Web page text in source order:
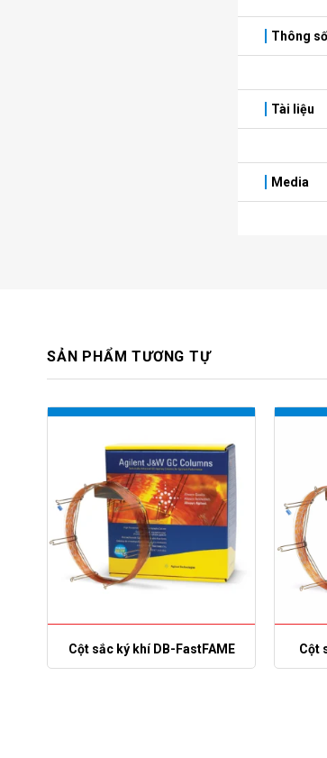
Thông
Tài liệu
Media
SẢN PHẨM TƯƠNG TỰ
Cột sắc ký khí DB-FastFAME Cột